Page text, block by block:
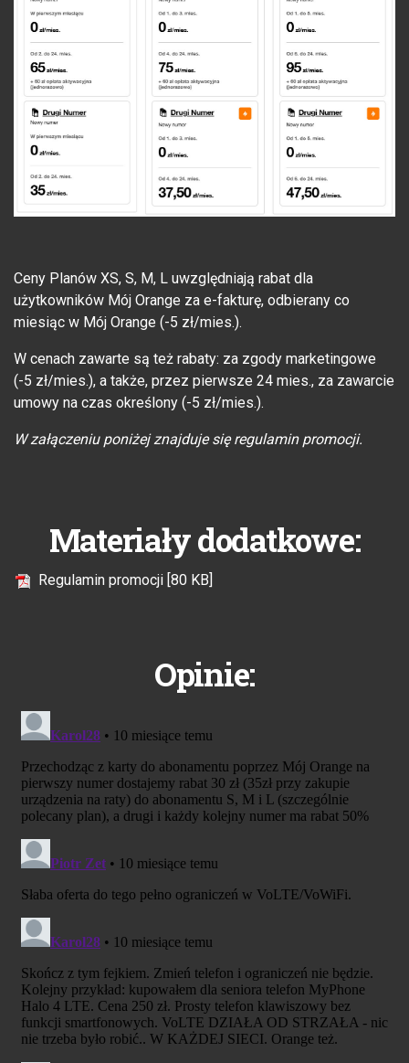
Ceny Planów XS, S, M, L uwzględniają rabat dla
użytkowników Mój Orange za e-fakturę, odbierany co
miesiąc w Mój Orange (-5 zł/mies.).
W cenach zawarte są też rabaty: za zgody marketingowe
(-5 zł/mies.), a także, przez pierwsze 24 mies., za zawarcie
umowy na czas określony (-5 zł/mies.).
W załączeniu poniżej znajduje się regulamin promocji.
Materiały dodatkowe:
Regulamin promocji [80 KB]
Opinie: